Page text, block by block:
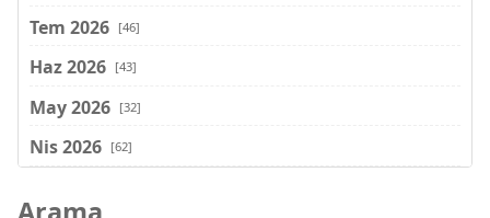
Tem 2026 [46]
Haz 2026 [43]
May 2026 [32]
Nis 2026 [62]